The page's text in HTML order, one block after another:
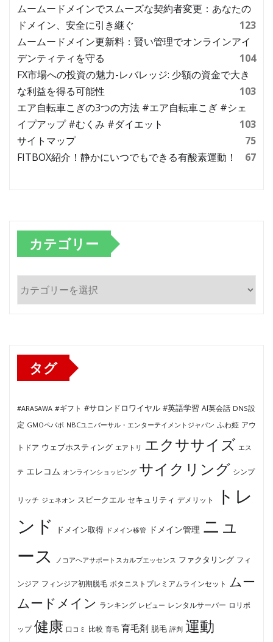
ムームードメインでスムーズな契約者変更：あなたの
ドメイン、安全に引き継ぐ
123
ムームードメイン更新料：賢い管理でオンラインアイ
デンティティを守る
104
FX市場への投資の魅力-レバレッジ: 少額の資金で大き
な利益を得る可能性
103
エア自転車こぎの3つの方法 #エア自転車こぎ #シェ
イプアップ #むくみ #ダイエット
103
サイトマップ
75
FITBOX紹介！静かにいつでもできる有酸素運動！
67
カテゴリー
テ
タグ
#ARASAWA #ギフト #サロンドロワイヤル #英語学習 AI英会話 DNS設
定 GMOペパボ NBCユニバーサル・エンターテイメントジャパン ふわ姫 アウ
トドア ウェブホスティング エアトリ エクササイズ エス
テ エレコム オンラインショッピング サイクリング シンプ
リッチ ジェネオン スピークエル セキュリティ デメリット
トレ
ンド
ドメイン取得 ドメイン移管 ドメイン管理 ニュ
ース
ノコアヘアサポートスカルプエッセンス ファクタリング フィ
ンジア フィンジア初期脱毛 ボタニストプレミアムラインセット ムー
ムードメイン ランキング レビュー レンタルサーバー ロリポ
ップ 健康 口コミ 比較 育毛 育毛剤 脱毛 評判 運動